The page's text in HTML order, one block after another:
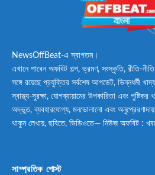
NewsOffBeat-এ স্বাগতম।
এখানে পাবেন অফবিট গল্প, ভ্রমণ, সংস্কৃতি, রীতি-
সঙ্গে রয়েছে প্রযুক্তির সর্বশেষ আপডেট, ভিন্নধর্মী
স্বাস্থ্য-সুরক্ষা, যোগব্যায়ামের উপকারিতা এবং
অদ্ভুত, ব্যবহারযোগ্য, মনভোলানো এবং
থাকুন লেখায়, ছবিতে, ভিডিওতে— নিউজ অফবিট :
সাম্প্রতিক পোস্ট